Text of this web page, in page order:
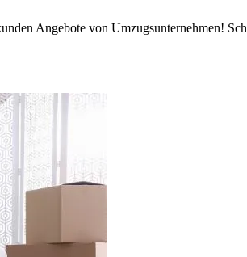
Angebote von Umzugsunternehmen!